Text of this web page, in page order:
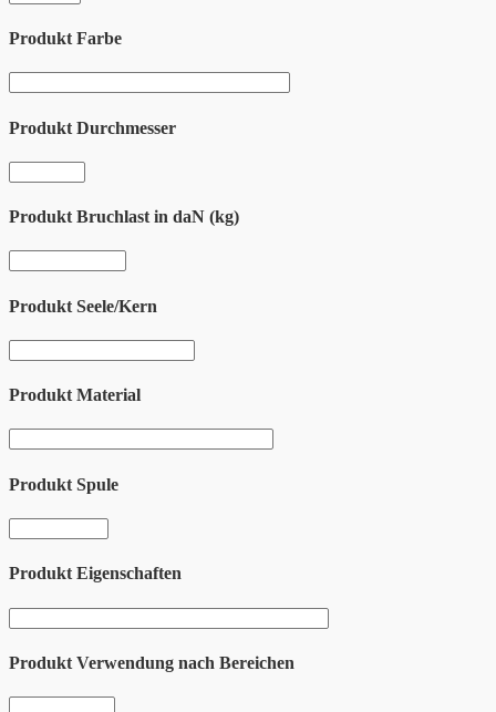
Produkt Farbe
Produkt Durchmesser
Produkt Bruchlast in daN (kg)
Produkt Seele/Kern
Produkt Material
Produkt Spule
Produkt Eigenschaften
Produkt Verwendung nach Bereichen